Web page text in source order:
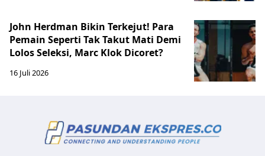
John Herdman Bikin Terkejut! Para
Pemain Seperti Tak Takut Mati Demi
Lolos Seleksi, Marc Klok Dicoret?
16 Juli 2026